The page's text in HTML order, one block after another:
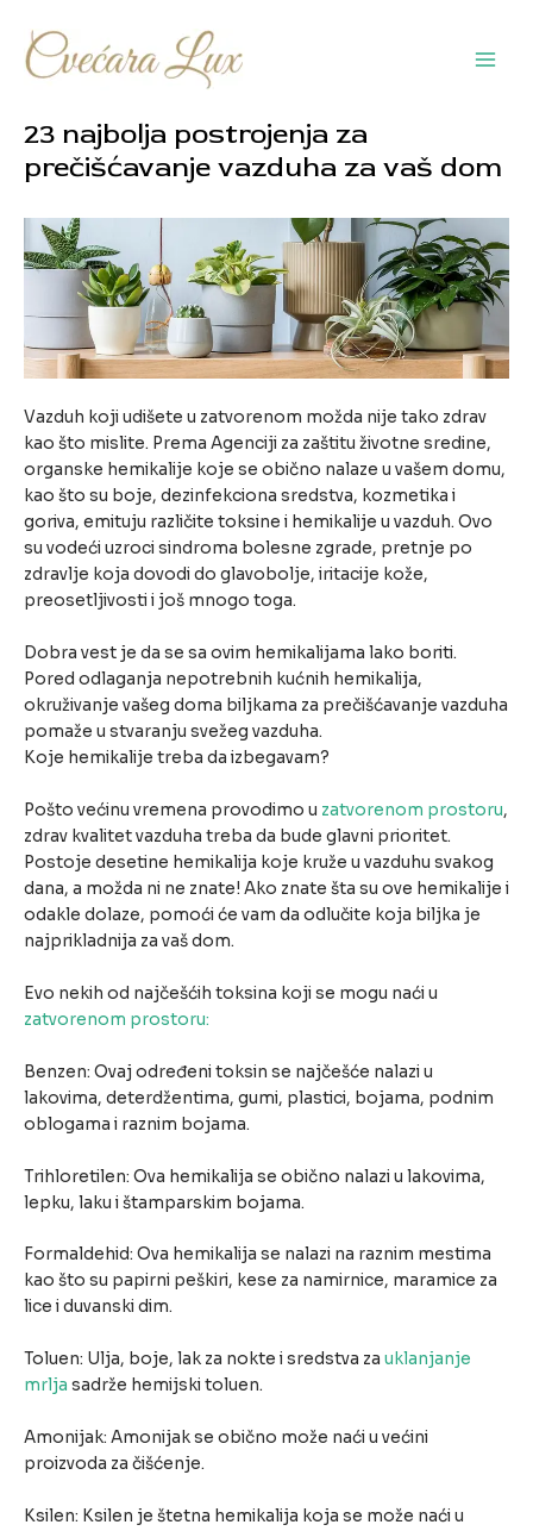
sadržaj
23 najbolja postrojenja za
prečišćavanje vazduha za vaš dom
Vazduh koji udišete u zatvorenom možda nije tako zdrav
kao što mislite. Prema Agenciji za zaštitu životne sredine,
organske hemikalije koje se obično nalaze u vašem domu,
kao što su boje, dezinfekciona sredstva, kozmetika i
goriva, emituju različite toksine i hemikalije u vazduh. Ovo
su vodeći uzroci sindroma bolesne zgrade, pretnje po
zdravlje koja dovodi do glavobolje, iritacije kože,
preosetljivosti i još mnogo toga.
Dobra vest je da se sa ovim hemikalijama lako boriti.
Pored odlaganja nepotrebnih kućnih hemikalija,
okruživanje vašeg doma biljkama za prečišćavanje vazduha
pomaže u stvaranju svežeg vazduha.
Koje hemikalije treba da izbegavam?
Pošto većinu vremena provodimo u zatvorenom prostoru,
zdrav kvalitet vazduha treba da bude glavni prioritet.
Postoje desetine hemikalija koje kruže u vazduhu svakog
dana, a možda ni ne znate! Ako znate šta su ove hemikalije i
odakle dolaze, pomoći će vam da odlučite koja biljka je
najprikladnija za vaš dom.
Evo nekih od najčešćih toksina koji se mogu naći u
zatvorenom prostoru:
Benzen: Ovaj određeni toksin se najčešće nalazi u
lakovima, deterdžentima, gumi, plastici, bojama, podnim
oblogama i raznim bojama.
Trihloretilen: Ova hemikalija se obično nalazi u lakovima,
lepku, laku i štamparskim bojama.
Formaldehid: Ova hemikalija se nalazi na raznim mestima
kao što su papirni peškiri, kese za namirnice, maramice za
lice i duvanski dim.
Toluen: Ulja, boje, lak za nokte i sredstva za uklanjanje
mrlja sadrže hemijski toluen.
Amonijak: Amonijak se obično može naći u većini
proizvoda za čišćenje.
Ksilen: Ksilen je štetna hemikalija koja se može naći u